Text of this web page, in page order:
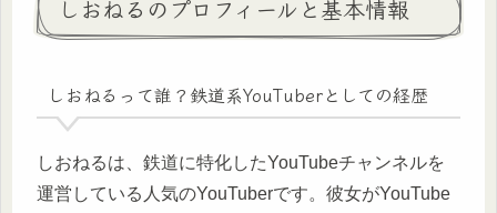
しおねるのプロフィールと基本情報
しおねるって誰？鉄道系YouTuberとしての経歴
しおねるは、鉄道に特化したYouTubeチャンネルを
運営している人気のYouTuberです。彼女がYouTube